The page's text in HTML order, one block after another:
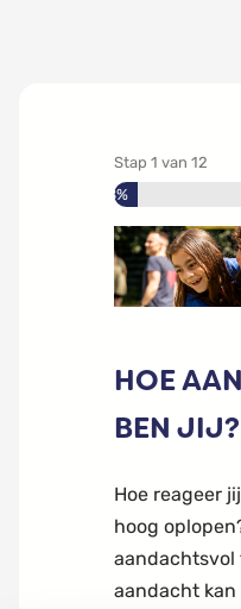
Stap 1 van 12
8%
HOE
BEN JIJ?
Hoe reageer
hoog
aandachtsvol
aandacht